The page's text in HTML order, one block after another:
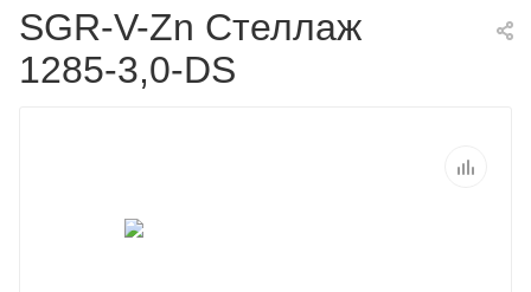
SGR-V-Zn Стеллаж
1285-3,0-DS